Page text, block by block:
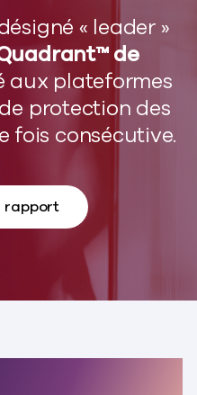
« leader »
de
aux plateformes
protection des
fois consécutive.
rapport